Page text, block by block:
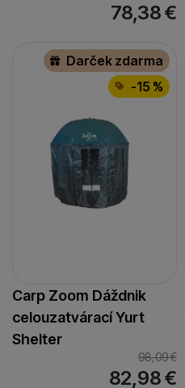
78,38€
Darček zdarma
-15 %
Carp Zoom Dáždnik
celouzatvárací Yurt
Shelter
98,09€
82,98€